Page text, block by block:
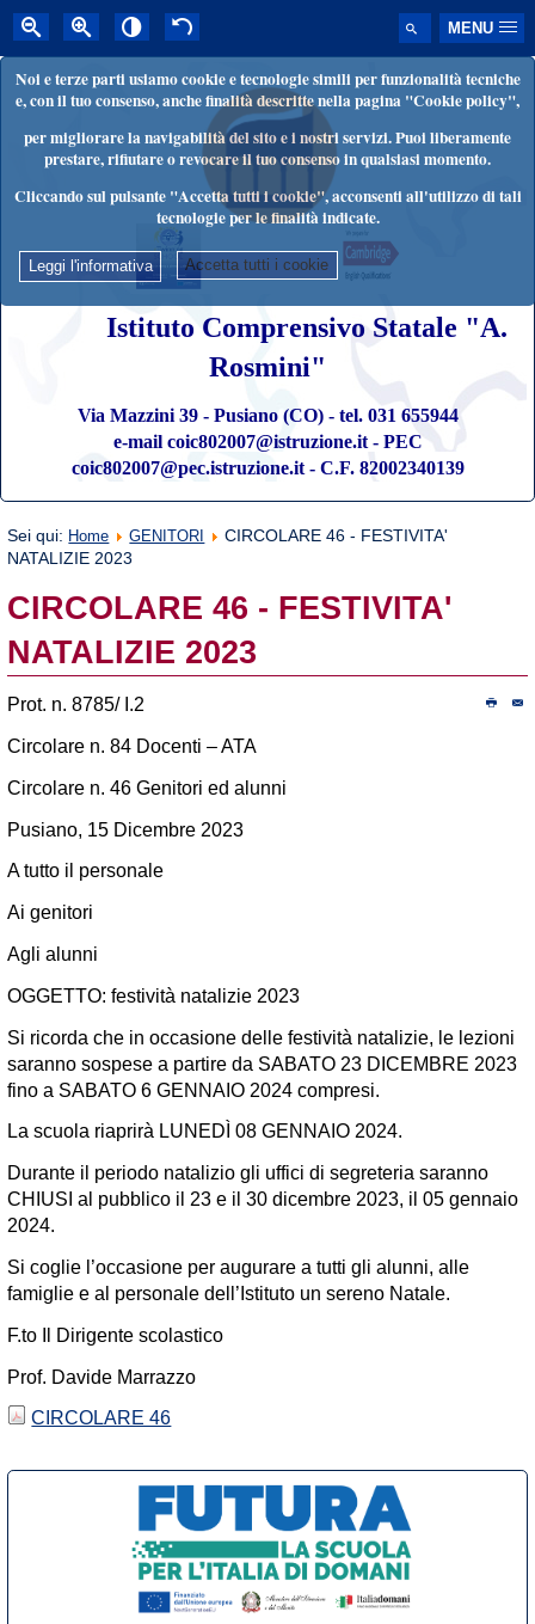
MENU
Noi e terze parti usiamo cookie e tecnologie simili per funzionalità tecniche
e, con il tuo consenso, anche finalità descritte nella pagina "Cookie policy",
per migliorare la navigabilità del sito e i nostri servizi. Puoi liberamente
prestare, rifiutare o revocare il tuo consenso in qualsiasi momento.
Cliccando sul pulsante "Accetta tutti i cookie", acconsenti all'utilizzo di tali
tecnologie per le finalità indicate.
Leggi l'informativa Accetta tutti i cookie
Istituto Comprensivo Statale "A.
Rosmini"
Via Mazzini 39 - Pusiano (CO) - tel. 031 655944
e-mail coic802007@istruzione.it - PEC
coic802007@pec.istruzione.it - C.F. 82002340139
Sei qui: Home GENITORI
CIRCOLARE 46 - FESTIVITA'
NATALIZIE 2023
CIRCOLARE 46 - FESTIVITA'
NATALIZIE 2023
Prot. n. 8785/ I.2
Circolare n. 84 Docenti – ATA
Circolare n. 46 Genitori ed alunni
Pusiano, 15 Dicembre 2023
A tutto il personale
Ai genitori
Agli alunni
OGGETTO: festività natalizie 2023
Si ricorda che in occasione delle festività natalizie, le lezioni
saranno sospese a partire da SABATO 23 DICEMBRE 2023
fino a SABATO 6 GENNAIO 2024 compresi.
La scuola riaprirà LUNEDÌ 08 GENNAIO 2024.
Durante il periodo natalizio gli uffici di segreteria saranno
CHIUSI al pubblico il 23 e il 30 dicembre 2023, il 05 gennaio
2024.
Si coglie l’occasione per augurare a tutti gli alunni, alle
famiglie e al personale dell’Istituto un sereno Natale.
F.to Il Dirigente scolastico
Prof. Davide Marrazzo
CIRCOLARE 46